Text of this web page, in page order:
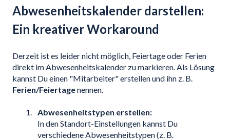
Abwesenheitskalender darstellen:
Ein kreativer Workaround
Derzeit ist es leider nicht möglich, Feiertage oder Ferien
direkt im Abwesenheitskalender zu markieren. Als Lösung
kannst Du einen "Mitarbeiter" erstellen und ihn z. B.
Ferien/Feiertagenennen.
Abwesenheitstypen erstellen:
In den Standort-Einstellungen kannst Du
verschiedene Abwesenheitstypen (z. B.